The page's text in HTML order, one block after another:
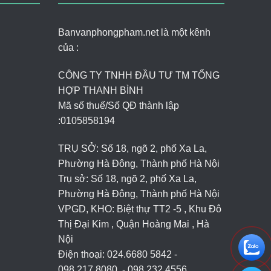
Banvanphongpham.net là một kênh
của :
CÔNG TY TNHH ĐẦU TƯ TM TỔNG
HỢP THANH BÌNH
Mã số thuế/Số QĐ thành lập
:0105858194
TRỤ SỞ: Số 18, ngõ 2, phố Xa La,
Phường Hà Đông, Thành phố Hà Nội
Trụ sở: Số 18, ngõ 2, phố Xa La,
Phường Hà Đông, Thành phố Hà Nội
VPGD, KHO: Biệt thự TT2 -5 , Khu Đô
Thị Đại Kim , Quận Hoàng Mai , Hà
Nội
Điện thoại: 024.6680 5842 -